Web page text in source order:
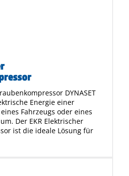
DYNASET
Energie einer
Fahrzeugs oder eines
Der EKR Elektrischer
ist die ideale Lösung für